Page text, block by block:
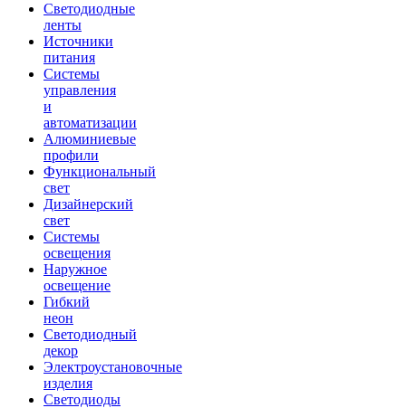
Светодиодные
ленты
Источники
питания
Системы
управления
и
автоматизации
Алюминиевые
профили
Функциональный
свет
Дизайнерский
свет
Системы
освещения
Наружное
освещение
Гибкий
неон
Светодиодный
декор
Электроустановочные
изделия
Светодиоды